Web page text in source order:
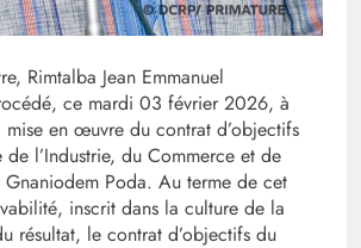
Rimtalba Jean Emmanuel
ce mardi 03 février 2026, à
mise en œuvre du contrat d’objectifs
l’Industrie, du Commerce et de
Gnaniodem Poda. Au terme de cet
inscrit dans la culture de la
résultat, le contrat d’objectifs du